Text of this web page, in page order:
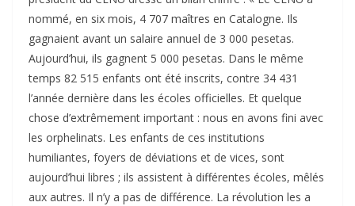
nommé, en six mois, 4 707 maîtres en Catalogne. Ils
gagnaient avant un salaire annuel de 3 000 pesetas.
Aujourd’hui, ils gagnent 5 000 pesetas. Dans le même
temps 82 515 enfants ont été inscrits, contre 34 431
l’année dernière dans les écoles officielles. Et quelque
chose d’extrêmement important : nous en avons fini avec
les orphelinats. Les enfants de ces institutions
humiliantes, foyers de déviations et de vices, sont
aujourd’hui libres ; ils assistent à différentes écoles, mêlés
aux autres. Il n’y a pas de différence. La révolution les a